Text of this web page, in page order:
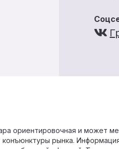
ориентировочная и может
конъюнктуры рынка.